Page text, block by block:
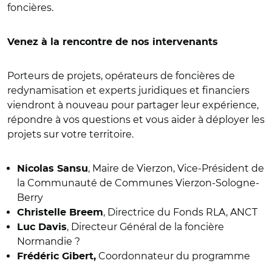
foncières.
Venez à la rencontre de nos intervenants
Porteurs de projets, opérateurs de foncières de
redynamisation et experts juridiques et financiers
viendront à nouveau pour partager leur expérience,
répondre à vos questions et vous aider à déployer les
projets sur votre territoire.
Nicolas Sansu, Maire de Vierzon, Vice-Président de
la Communauté de Communes Vierzon-Sologne-
Berry
Christelle Breem, Directrice du Fonds RLA, ANCT
Luc Davis, Directeur Général de la foncière
Normandie ?
Frédéric Gibert, Coordonnateur du programme